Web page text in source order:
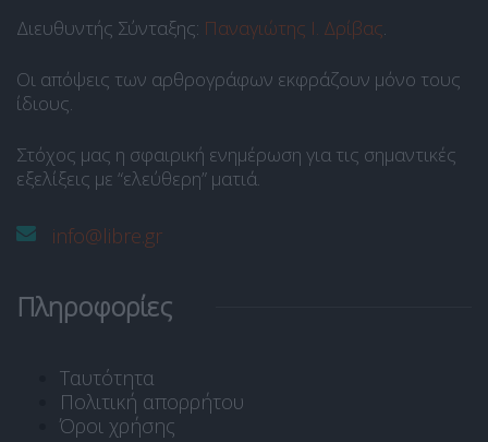
Διευθυντής Σύνταξης: Παναγιώτης Ι. Δρίβας.
Οι απόψεις των αρθρογράφων εκφράζουν μόνο τους
ίδιους.
Στόχος μας η σφαιρική ενημέρωση για τις σημαντικές
εξελίξεις με “ελεύθερη” ματιά.
info@libre.gr
Πληροφορίες
Ταυτότητα
Πολιτική απορρήτου
Όροι χρήσης